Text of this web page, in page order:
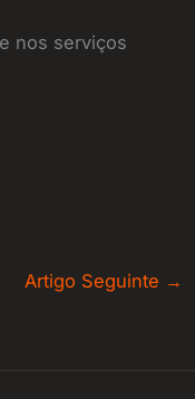
nos serviços
Artigo Seguinte →